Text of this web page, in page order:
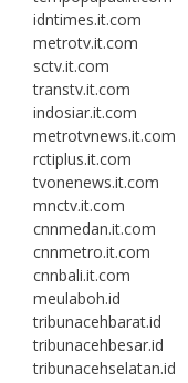
idntimes.it.com
metrotv.it.com
sctv.it.com
transtv.it.com
indosiar.it.com
metrotvnews.it.com
rctiplus.it.com
tvonenews.it.com
mnctv.it.com
cnnmedan.it.com
cnnmetro.it.com
cnnbali.it.com
meulaboh.id
tribunacehbarat.id
tribunacehbesar.id
tribunacehselatan.id